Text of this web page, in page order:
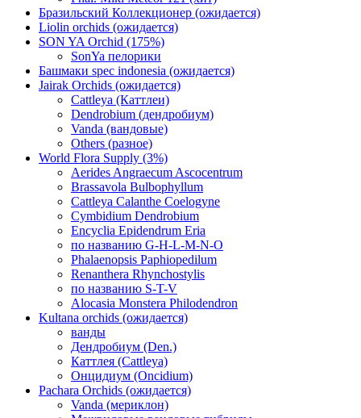
Бразильский Коллекционер (ожидается)
Liolin orchids (ожидается)
SON YA Orchid (175%)
SonYa пелорики
Башмаки spec indonesia (ожидается)
Jairak Orchids (ожидается)
Cattleya (Каттлеи)
Dendrobium (дендробиум)
Vanda (вандовые)
Others (разное)
World Flora Supply (3%)
Aerides Angraecum Ascocentrum
Brassavola Bulbophyllum
Cattleya Calanthe Coelogyne
Cymbidium Dendrobium
Encyclia Epidendrum Eria
по названию G-H-L-M-N-O
Phalaenopsis Paphiopedilum
Renanthera Rhynchostylis
по названию S-T-V
Alocasia Monstera Philodendron
Kultana orchids (ожидается)
ванды
Дендробиум (Den.)
Каттлея (Cattleya)
Онцидиум (Oncidium)
Pachara Orchids (ожидается)
Vanda (мериклон)